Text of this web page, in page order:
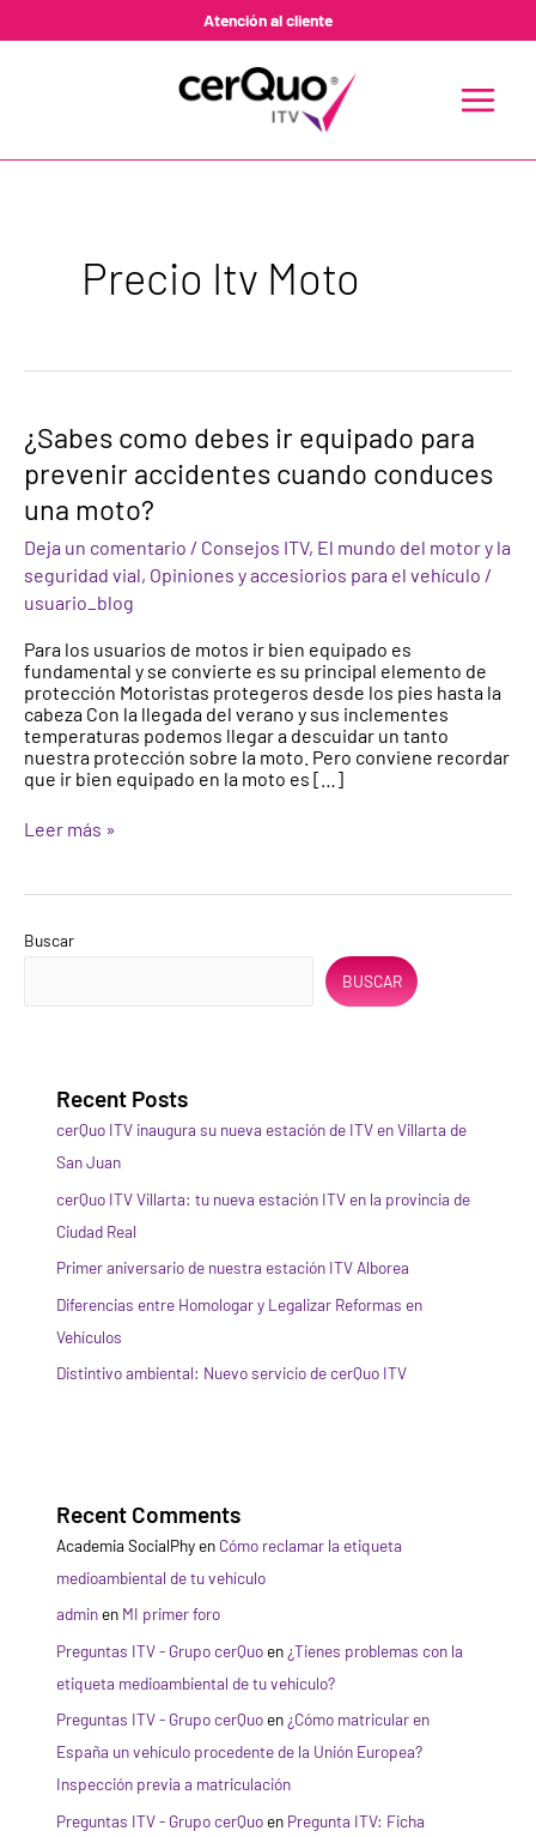
Atención al cliente
MENU
Precio Itv Moto
¿Sabes como debes ir equipado para
prevenir accidentes cuando conduces
una moto?
Deja un comentario / Consejos ITV, El mundo del motor y la
seguridad vial, Opiniones y accesiorios para el vehículo /
usuario_blog
Para los usuarios de motos ir bien equipado es
fundamental y se convierte es su principal elemento de
protección Motoristas protegeros desde los pies hasta la
cabeza Con la llegada del verano y sus inclementes
temperaturas podemos llegar a descuidar un tanto
nuestra protección sobre la moto. Pero conviene recordar
que ir bien equipado en la moto es […]
¿Sabes
como
debes
ir
equipado
para
prevenir
accidentes
cuando
una
moto?
Leer más »
Buscar
BUSCAR
Recent Posts
cerQuo ITV inaugura su nueva estación de ITV en Villarta de
San Juan
cerQuo ITV Villarta: tu nueva estación ITV en la provincia de
Ciudad Real
Primer aniversario de nuestra estación ITV Alborea
Diferencias entre Homologar y Legalizar Reformas en
Vehículos
Distintivo ambiental: Nuevo servicio de cerQuo ITV
Recent Comments
Academia SocialPhyen Cómo reclamar la etiqueta
medioambiental de tu vehículo
adminen MI primer foro
Preguntas ITV - Grupo cerQuoen ¿Tienes problemas con la
etiqueta medioambiental de tu vehículo?
Preguntas ITV - Grupo cerQuoen ¿Cómo matricular en
España un vehículo procedente de la Unión Europea?
Inspección previa a matriculación
Preguntas ITV - Grupo cerQuoen Pregunta ITV: Ficha